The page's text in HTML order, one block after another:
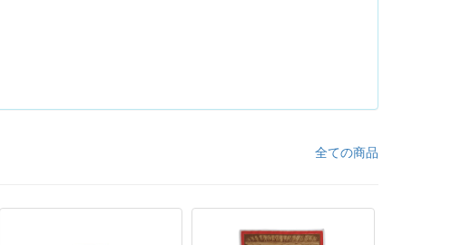
全ての商品